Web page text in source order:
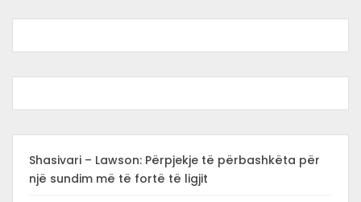
Shasivari – Lawson: Përpjekje të përbashkëta për
një sundim më të fortë të ligjit